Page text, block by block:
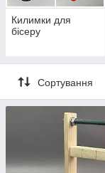
Килимки для
бісеру
Сортування